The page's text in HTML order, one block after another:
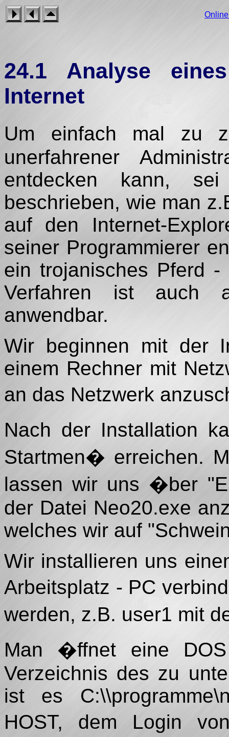
24.1 Analyse
Internet
Um einfach mal zu
unerfahrener
entdecken kann,
beschrieben, wie man
auf den Internet-
seiner Programmierer
ein trojanisches Pferd
Verfahren ist auch
anwendbar.
Wir beginnen mit der
einem Rechner mit
an das Netzwerk
Nach der Installation
Startmen� erreichen.
lassen wir uns �ber
der Datei Neo20.exe
welches wir auf
Wir installieren uns
Arbeitsplatz - PC
werden, z.B. user1 mit
Man �ffnet eine
Verzeichnis des zu
ist es
HOST, dem Login